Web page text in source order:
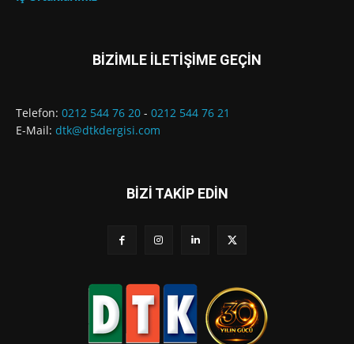
BİZİMLE İLETİŞİME GEÇİN
Telefon: 0212 544 76 20 - 0212 544 76 21
E-Mail: dtk@dtkdergisi.com
BİZİ TAKİP EDİN